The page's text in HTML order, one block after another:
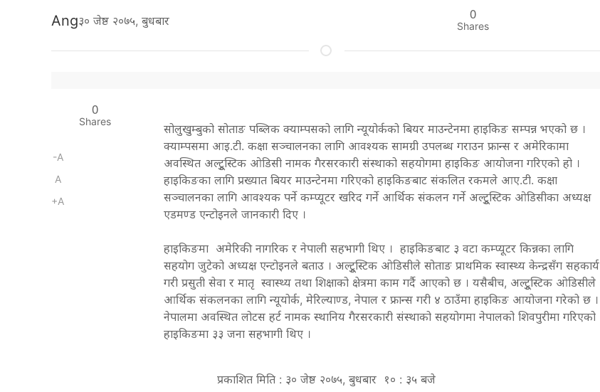
Ang३० जेष्ठ २०७५, बुधबार 0
Shares
0
Shares
-A
A
+A
सोलुखुम्बुको सोताङ पब्लिक क्याम्पसको लागि न्यूयोर्कको बियर माउन्टेनमा हाइकिङ सम्पन्न भएको छ ।
क्याम्पसमा आइ.टी. कक्षा सञ्चालनका लागि आवश्यक सामग्री उपलब्ध गराउन फ्रान्स र अमेरिकामा
अवस्थित अल्टुूस्टिक ओडिसी नामक गैरसरकारी संस्थाको सहयोगमा हाइकिङ आयोजना गरिएको हो ।
हाइकिङका लागि प्रख्यात बियर माउन्टेनमा गरिएको हाइकिङबाट संकलित रकमले आए.टी. कक्षा
सञ्चालनका लागि आवश्यक पर्ने कम्प्यूटर खरिद गर्ने आर्थिक संकलन गर्ने अल्टुूस्टिक ओडिसीका अध्यक्ष
एडमण्ड एन्टोइनले जानकारी दिए ।
हाइकिङमा अमेरिकी नागरिक र नेपाली सहभागी थिए । हाइकिङबाट ३ वटा कम्प्यूटर किन्नका लागि
सहयोग जुटेको अध्यक्ष एन्टोइनले बताउ । अल्टुूस्टिक ओडिसीले सोताङ प्राथमिक स्वास्थ्य केन्द्रसँग सहकार्य
गरी प्रसुती सेवा र मातृ स्वास्थ्य तथा शिक्षाको क्षेत्रमा काम गर्दै आएको छ । यसैबीच, अल्टुूस्टिक ओडिसीले
आर्थिक संकलनका लागि न्यूयोर्क, मेरिल्याण्ड, नेपाल र फ्रान्स गरी ४ ठाउँमा हाइकिङ आयोजना गरेको छ ।
नेपालमा अवस्थित लोटस हर्ट नामक स्थानिय गैरसरकारी संस्थाको सहयोगमा नेपालको शिवपुरीमा गरिएको
हाइकिङमा ३३ जना सहभागी थिए ।
प्रकाशित मिति : ३० जेष्ठ २०७५, बुधबार १० : ३५ बजे